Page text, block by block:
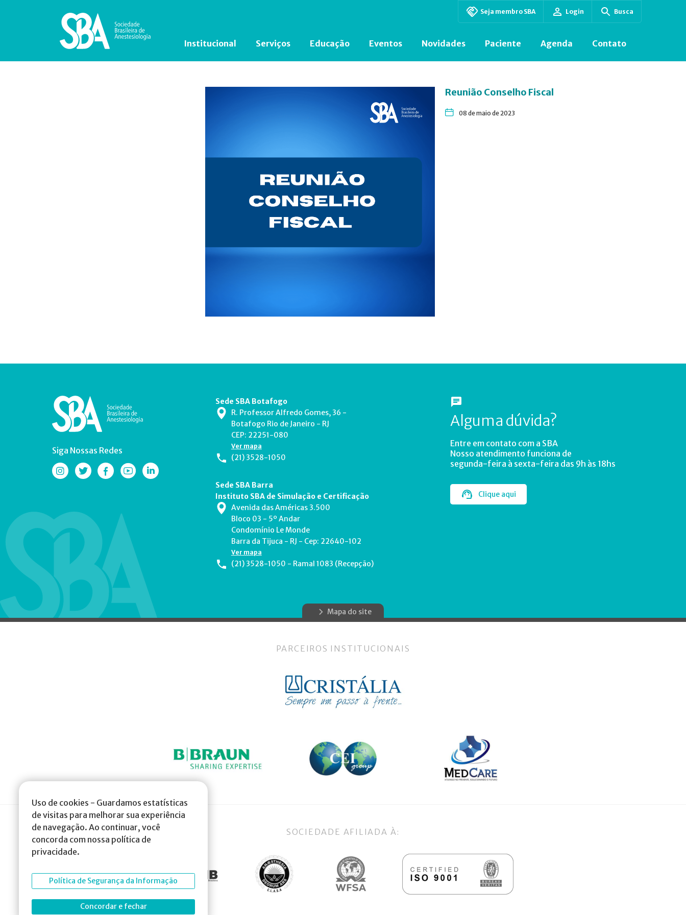
Uso de cookies - Guardamos estatísticas
de visitas para melhorar sua experiência
de navegação. Ao continuar, você
concorda com nossa política de
privacidade.
Política de Segurança da Informação
Concordar e fechar
Seja membro SBA Login Busca
Institucional Serviços Educação Eventos Novidades Paciente Agenda Contato
Reunião Conselho Fiscal
08 de maio de 2023
Siga Nossas Redes
Sede SBA Botafogo
R. Professor Alfredo Gomes, 36 -
Botafogo Rio de Janeiro - RJ
CEP: 22251-080
Ver mapa
(21) 3528-1050
Sede SBA Barra
Instituto SBA de Simulação e Certificação
Avenida das Américas 3.500
Bloco 03 - 5º Andar
Condomínio Le Monde
Barra da Tijuca - RJ - Cep: 22640-102
Ver mapa
(21) 3528-1050 - Ramal 1083 (Recepção)
Alguma dúvida?
Entre em contato com a SBA
Nosso atendimento funciona de
segunda-feira à sexta-feira das 9h às 18hs
Clique aqui
Mapa do site
PARCEIROS INSTITUCIONAIS
SOCIEDADE AFILIADA À: